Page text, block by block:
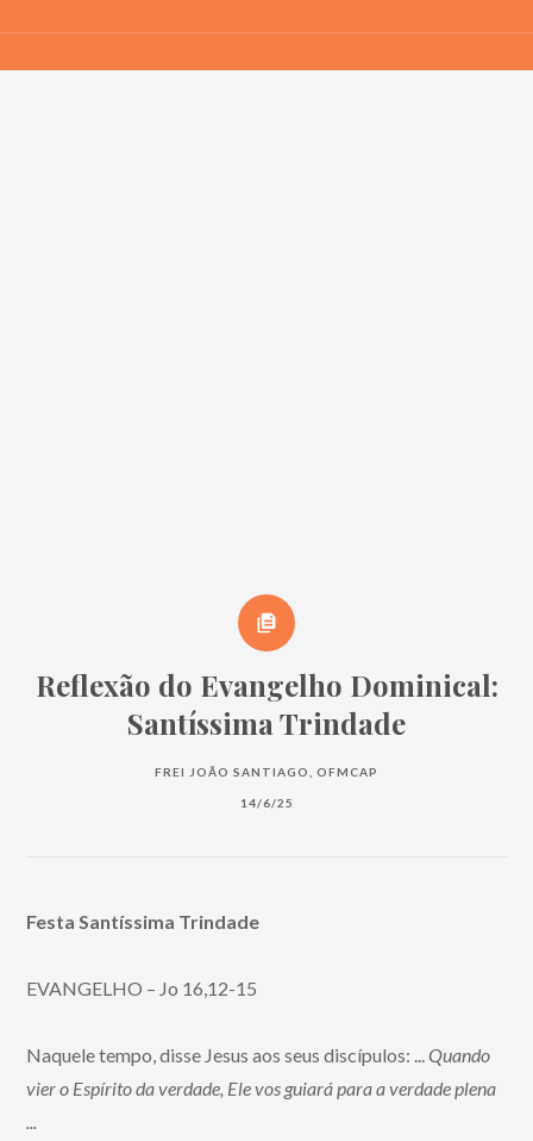
Reflexão do Evangelho Dominical:
Santíssima Trindade
FREI JOÃO SANTIAGO, OFMCAP
14/6/25
Festa Santíssima Trindade
EVANGELHO – Jo 16,12-15
Naquele tempo, disse Jesus aos seus discípulos: ...Quando
vier o Espírito da verdade, Ele vos guiará para a verdade plena
...